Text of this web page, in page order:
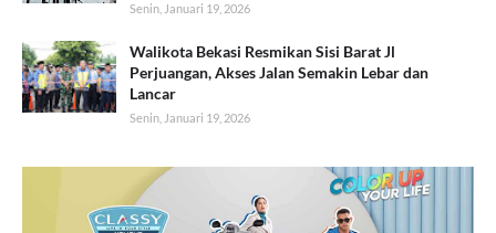
Senin, Januari 19, 2026
Walikota Bekasi Resmikan Sisi Barat Jl
Perjuangan, Akses Jalan Semakin Lebar dan
Lancar
Senin, Januari 19, 2026